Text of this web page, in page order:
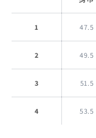
1 47.5
2 49.5
3 51.5
4 53.5